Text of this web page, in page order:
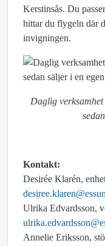
Kerstinsås. Du
hittar du flygeln där
invigningen.
Daglig
Kontakt:
Desirée Klarén,
Ulrika Edvardsson,
Annelie Eriksson,